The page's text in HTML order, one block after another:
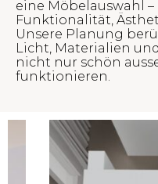
eine Möbelauswahl
Funktionalität,
Unsere Planung
Licht, Materialien
nicht nur schön
funktionieren.